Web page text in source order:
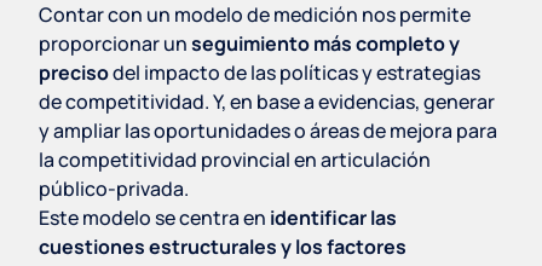
Contar con un modelo de medición nos permite
proporcionar unseguimiento más completo y
precisodel impacto de las políticas y estrategias
de competitividad. Y, en base a evidencias, generar
y ampliar las oportunidades o áreas de mejora para
la competitividad provincial en articulación
público-privada.
Este modelo se centra en identificar las
cuestiones estructurales y los factores